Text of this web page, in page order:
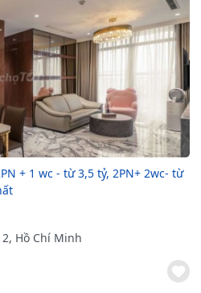
+ 1 wc - từ 3,5 tỷ, 2PN+ 2wc- từ
Hồ Chí Minh